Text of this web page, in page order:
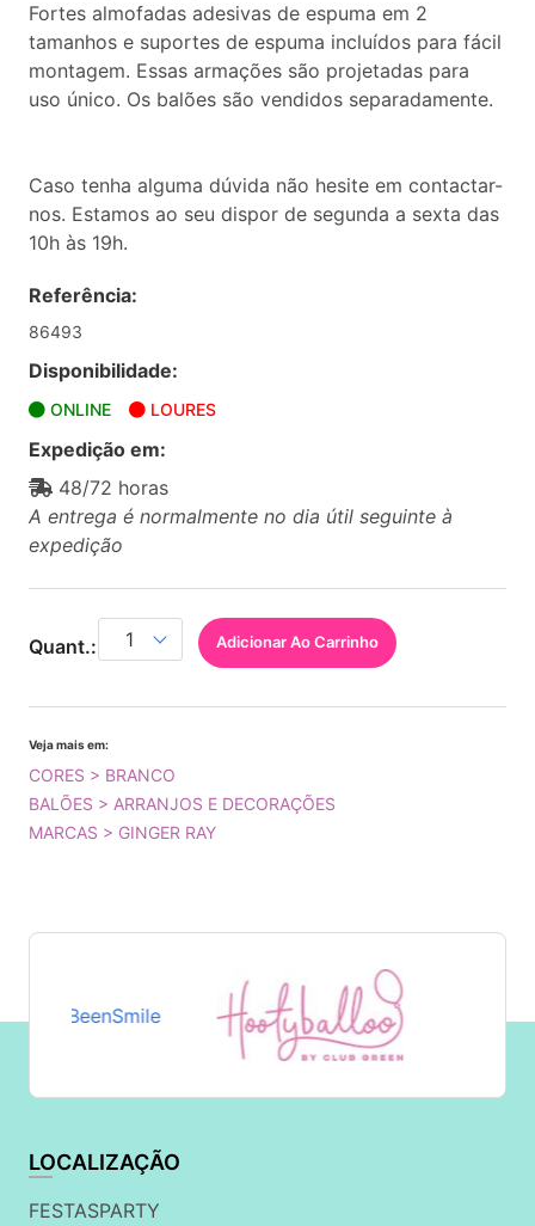
Fortes almofadas adesivas de espuma em 2
tamanhos e suportes de espuma incluídos para fácil
montagem. Essas armações são projetadas para
uso único. Os balões são vendidos separadamente.
Caso tenha alguma dúvida não hesite em contactar-
nos. Estamos ao seu dispor de segunda a sexta das
10h às 19h.
Referência:
86493
Disponibilidade:
ONLINE LOURES
Expedição em:
48/72 horas
A entrega é normalmente no dia útil seguinte à
expedição
Quant.: Adicionar Ao Carrinho
Veja mais em:
CORES > BRANCO
BALÕES > ARRANJOS E DECORAÇÕES
MARCAS > GINGER RAY
LOCALIZAÇÃO
FESTASPARTY